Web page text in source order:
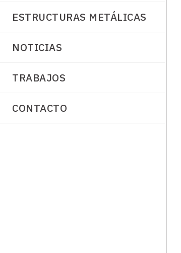
ESTRUCTURAS METÁLICAS
NOTICIAS
TRABAJOS
CONTACTO